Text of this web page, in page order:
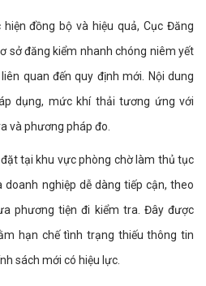
đồng bộ và hiệu quả, Cục Đăng
sở đăng kiểm nhanh chóng niêm yết
quan đến quy định mới. Nội dung
dụng, mức khí thải tương ứng với
và phương pháp đo.
tại khu vực phòng chờ làm thủ tục
doanh nghiệp dễ dàng tiếp cận, theo
phương tiện đi kiểm tra. Đây được
hạn chế tình trạng thiếu thông tin
sách mới có hiệu lực.